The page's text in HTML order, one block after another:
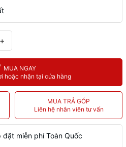
+
MUA NGAY
hoặc nhận tại cửa hàng
MUA TRẢ GÓP
Liên hệ nhân viên tư vấn
miễn phí Toàn Quốc